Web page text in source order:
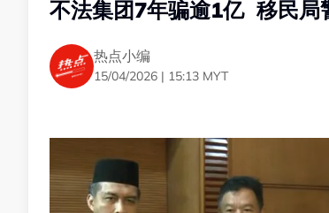
加。
他透露，这项课题过去已多次在州议会被提
黄瑞林今天在雪州政府大厦召开记者会时，
不法集团7年骗逾1亿 移民局
热点小编
15/04/2026 | 15:13 MYT